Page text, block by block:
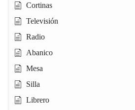
Cortinas
Televisión
Radio
Abanico
Mesa
Silla
Librero